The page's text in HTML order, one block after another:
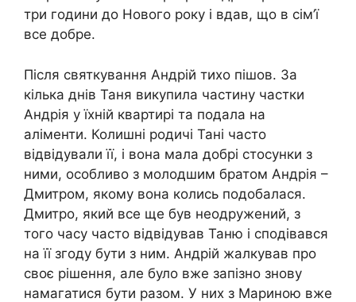
три години до Нового року і вдав, що в сім’ї
все добре.
Після святкування Андрій тихо пішов. За
кілька днів Таня викупила частину частки
Андрія у їхній квартирі та подала на
аліменти. Колишні родичі Тані часто
відвідували її, і вона мала добрі стосунки з
ними, особливо з молодшим братом Андрія –
Дмитром, якому вона колись подобалася.
Дмитро, який все ще був неодружений, з
того часу часто відвідував Таню і сподівався
на її згоду бути з ним. Андрій жалкував про
своє рішення, але було вже запізно знову
намагатися бути разом. У них з Мариною вже